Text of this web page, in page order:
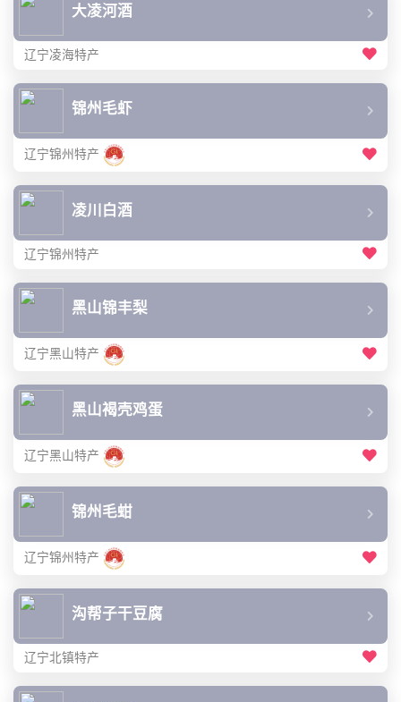
大凌河酒
辽宁凌海特产
锦州毛虾
辽宁锦州特产
凌川白酒
辽宁锦州特产
黑山锦丰梨
辽宁黑山特产
黑山褐壳鸡蛋
辽宁黑山特产
锦州毛蚶
辽宁锦州特产
沟帮子干豆腐
辽宁北镇特产